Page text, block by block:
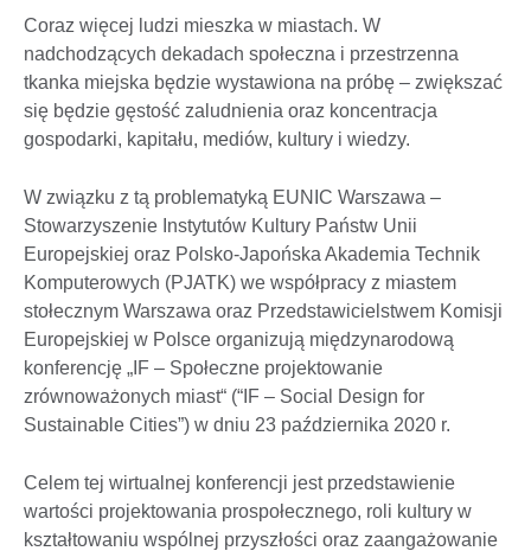
Coraz więcej ludzi mieszka w miastach. W
nadchodzących dekadach społeczna i przestrzenna
tkanka miejska będzie wystawiona na próbę – zwiększać
się będzie gęstość zaludnienia oraz koncentracja
gospodarki, kapitału, mediów, kultury i wiedzy.
W związku z tą problematyką EUNIC Warszawa –
Stowarzyszenie Instytutów Kultury Państw Unii
Europejskiej oraz Polsko-Japońska Akademia Technik
Komputerowych (PJATK) we współpracy z miastem
stołecznym Warszawa oraz Przedstawicielstwem Komisji
Europejskiej w Polsce organizują międzynarodową
konferencję „IF – Społeczne projektowanie
zrównoważonych miast“ (“IF – Social Design for
Sustainable Cities”) w dniu 23 października 2020 r.
Celem tej wirtualnej konferencji jest przedstawienie
wartości projektowania prospołecznego, roli kultury w
kształtowaniu wspólnej przyszłości oraz zaangażowanie